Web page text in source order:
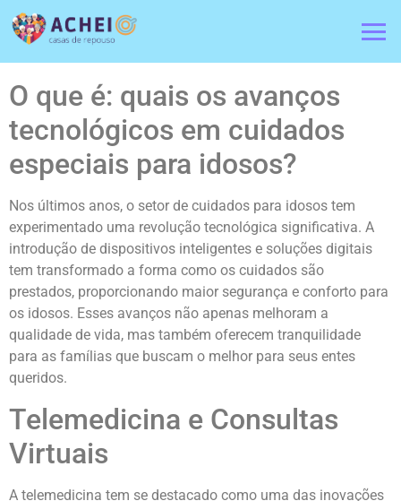
O que é: quais os avanços
tecnológicos em cuidados
especiais para idosos?
Nos últimos anos, o setor de cuidados para idosos tem
experimentado uma revolução tecnológica significativa. A
introdução de dispositivos inteligentes e soluções digitais
tem transformado a forma como os cuidados são
prestados, proporcionando maior segurança e conforto para
os idosos. Esses avanços não apenas melhoram a
qualidade de vida, mas também oferecem tranquilidade
para as famílias que buscam o melhor para seus entes
queridos.
Telemedicina e Consultas
Virtuais
A telemedicina tem se destacado como uma das inovações